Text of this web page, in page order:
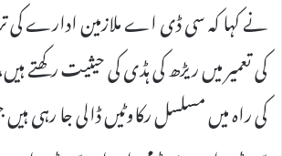
نے کہا کہ سی ڈی اے ملازمین ادارے کی
کی تعمیر میں ریڑھ کی ہڈی کی حیثیت رکھتے
کی راہ میں مسلسل رکاوٹیں ڈالی جا رہی